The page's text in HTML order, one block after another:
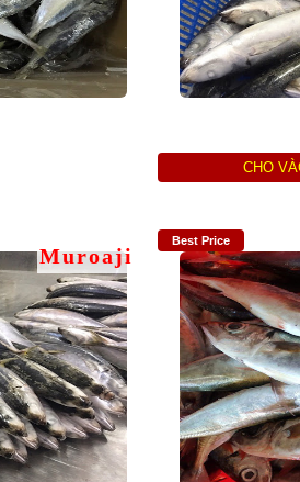
CHO
Muroaji
Best Price